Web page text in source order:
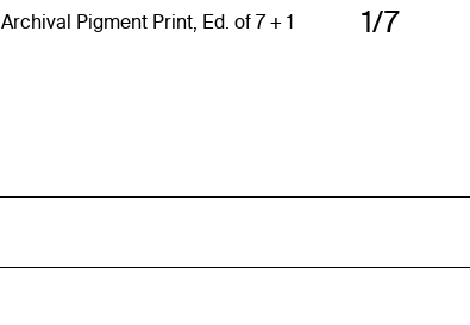
Pigment Print, Ed. of 7 + 1
1/7